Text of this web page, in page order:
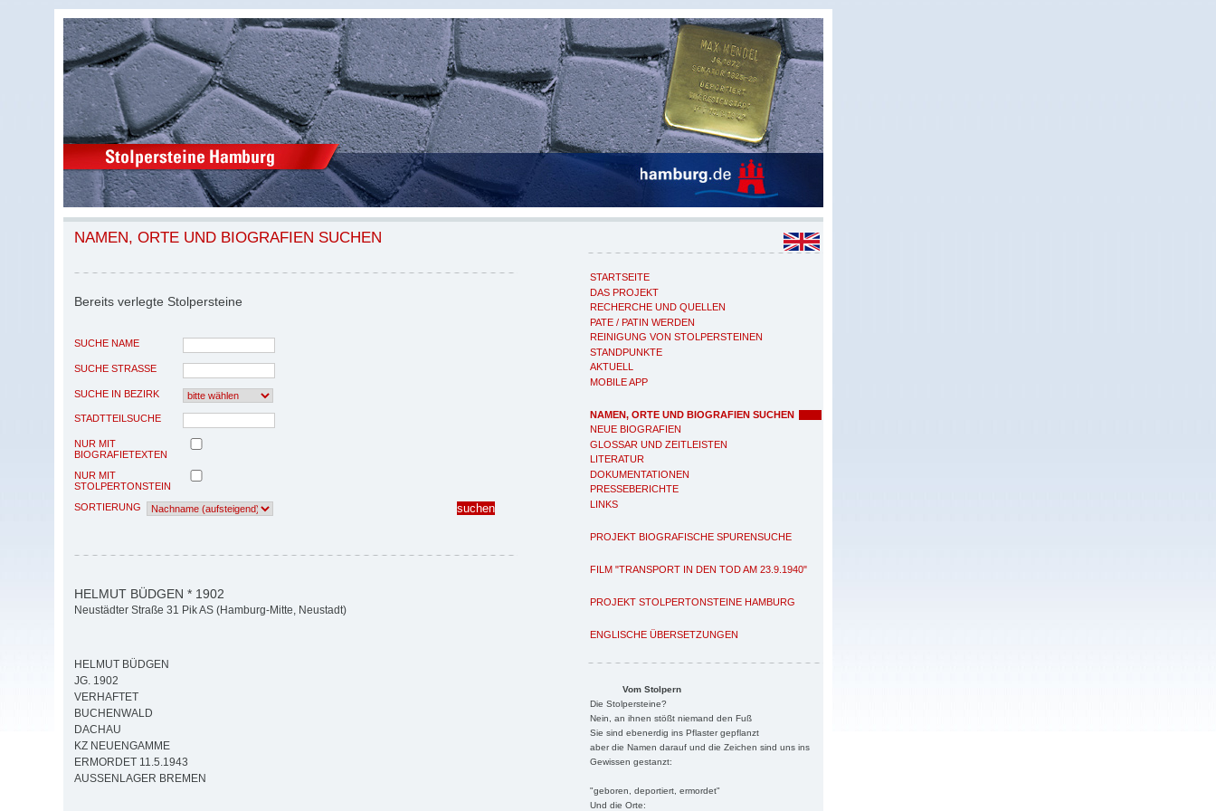
STARTSEITE
DAS PROJEKT
RECHERCHE UND QUELLEN
PATE / PATIN WERDEN
REINIGUNG VON STOLPERSTEINEN
STANDPUNKTE
AKTUELL
MOBILE APP
NAMEN, ORTE UND BIOGRAFIEN SUCHEN
NEUE BIOGRAFIEN
GLOSSAR UND ZEITLEISTEN
LITERATUR
DOKUMENTATIONEN
PRESSEBERICHTE
LINKS
PROJEKT BIOGRAFISCHE SPURENSUCHE
FILM "TRANSPORT IN DEN TOD AM 23.9.1940"
PROJEKT STOLPERTONSTEINE HAMBURG
ENGLISCHE ÜBERSETZUNGEN
Vom Stolpern
Die Stolpersteine?
Nein, an ihnen stößt niemand den Fuß
Sie sind ebenerdig ins Pflaster gepflanzt
aber die Namen darauf und die Zeichen sind uns ins
Gewissen gestanzt:
"geboren, deportiert, ermordet"
Und die Orte:
NAMEN, ORTE UND BIOGRAFIEN SUCHEN
Bereits verlegte Stolpersteine
SUCHE NAME
SUCHE STRASSE
SUCHE IN BEZIRK
STADTTEILSUCHE
NUR MIT
BIOGRAFIETEXTEN
NUR MIT
STOLPERTONSTEIN
SORTIERUNG
HELMUT BÜDGEN * 1902
Neustädter Straße 31 Pik AS (Hamburg-Mitte, Neustadt)
HELMUT BÜDGEN
JG. 1902
VERHAFTET
BUCHENWALD
DACHAU
KZ NEUENGAMME
ERMORDET 11.5.1943
AUSSENLAGER BREMEN